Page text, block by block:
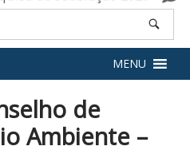
MENU
de
Ambiente –